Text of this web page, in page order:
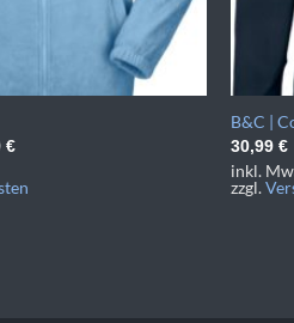
€
B&C |
30,99 €
inkl.
zzgl.